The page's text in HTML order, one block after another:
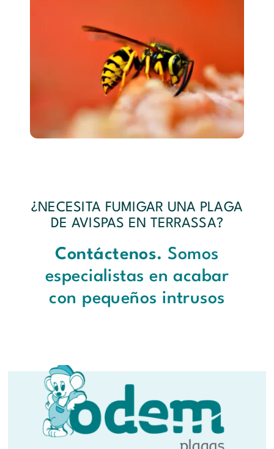
¿NECESITA FUMIGAR UNA PLAGA
DE AVISPAS EN TERRASSA?
Contáctenos. Somos
especialistas en acabar
con pequeños intrusos